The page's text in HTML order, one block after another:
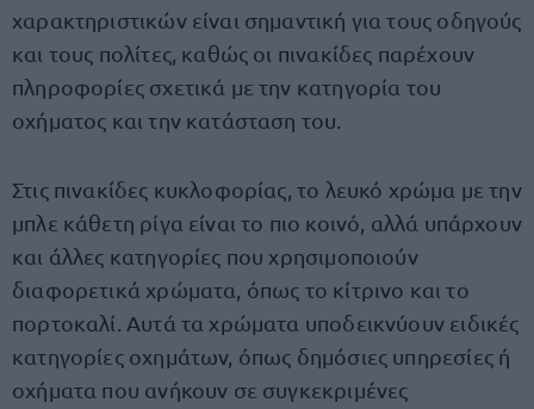
χαρακτηριστικών είναι σημαντική για τους οδηγούς
και τους πολίτες, καθώς οι πινακίδες παρέχουν
πληροφορίες σχετικά με την κατηγορία του
οχήματος και την κατάσταση του.
Στις πινακίδες κυκλοφορίας, το λευκό χρώμα με την
μπλε κάθετη ρίγα είναι το πιο κοινό, αλλά υπάρχουν
και άλλες κατηγορίες που χρησιμοποιούν
διαφορετικά χρώματα, όπως το κίτρινο και το
πορτοκαλί. Αυτά τα χρώματα υποδεικνύουν ειδικές
κατηγορίες οχημάτων, όπως δημόσιες υπηρεσίες ή
οχήματα που ανήκουν σε συγκεκριμένες